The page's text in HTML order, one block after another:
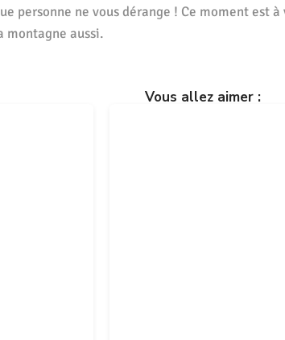
personne ne vous dérange ! Ce moment est à
montagne aussi.
Vous allez aimer :